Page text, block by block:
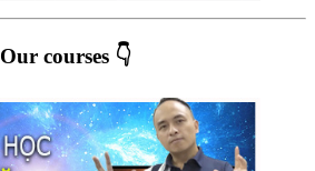
Our courses 👇